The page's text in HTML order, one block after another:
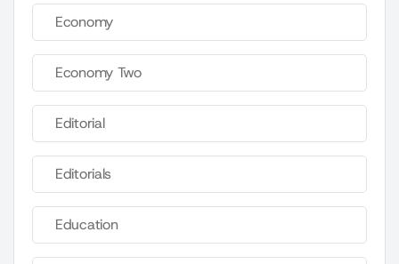
Economy
Economy Two
Editorial
Editorials
Education